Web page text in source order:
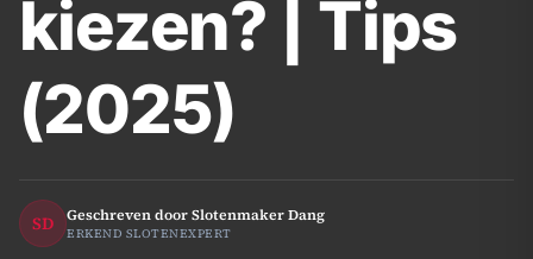
kiezen? | Tips
(2025)
SD Geschreven door Slotenmaker Dang
ERKEND SLOTENEXPERT